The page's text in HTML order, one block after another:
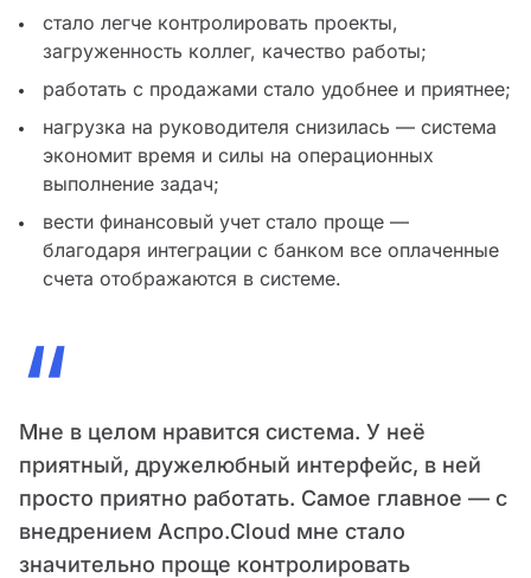
стало легче контролировать проекты,
загруженность коллег, качество работы;
работать с продажами стало удобнее и приятнее;
нагрузка на руководителя снизилась — система
экономит время и силы на операционных
выполнение задач;
вести финансовый учет стало проще —
благодаря интеграции с банком все оплаченные
счета отображаются в системе.
“
Мне в целом нравится система. У неё
приятный, дружелюбный интерфейс, в ней
просто приятно работать. Самое главное — с
внедрением Аспро.Cloud мне стало
значительно проще контролировать